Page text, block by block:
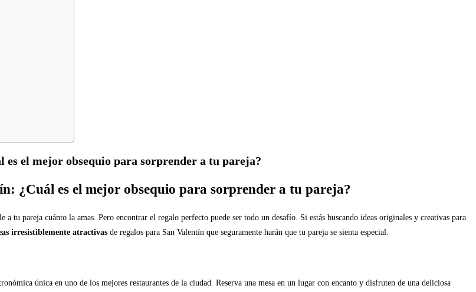
es el mejor obsequio para sorprender a tu pareja?
¿Cuál es el mejor obsequio para sorprender a tu pareja?
tu pareja cuánto la amas. Pero encontrar el regalo perfecto puede ser todo un desafío. Si estás buscando ideas originales y creativas para
irresistiblemente atractivas de regalos para San Valentín que seguramente harán que tu pareja se sienta especial.
única en uno de los mejores restaurantes de la ciudad. Reserva una mesa en un lugar con encanto y disfruten de una deliciosa